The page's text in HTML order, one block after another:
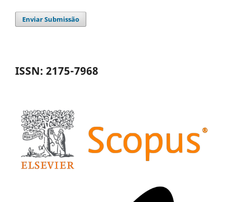
Enviar Submissão
ISSN: 2175-7968